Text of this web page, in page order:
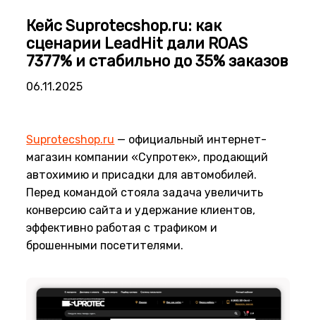
Кейс Suprotecshop.ru: как
сценарии LeadHit дали ROAS
7377% и стабильно до 35% заказов
06.11.2025
Suprotecshop.ru — официальный интернет-
магазин компании «Супротек», продающий
автохимию и присадки для автомобилей.
Перед командой стояла задача увеличить
конверсию сайта и удержание клиентов,
эффективно работая с трафиком и
брошенными посетителями.